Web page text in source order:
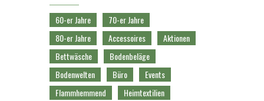
60-er Jahre
70-er Jahre
80-er Jahre
Accessoires
Aktionen
Bettwäsche
Bodenbeläge
Bodenwelten
Büro
Events
Flammhemmend
Heimtextilien